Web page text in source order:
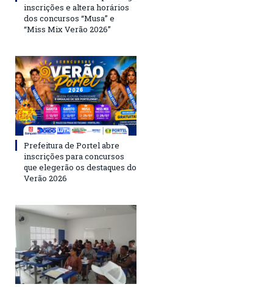
inscrições e altera horários
dos concursos “Musa” e
“Miss Mix Verão 2026”
Prefeitura de Portel abre
inscrições para concursos
que elegerão os destaques do
Verão 2026